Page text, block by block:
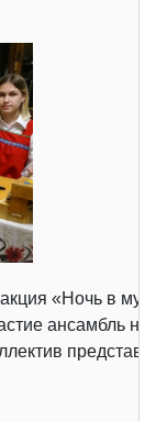
«Ночь в
ансамбль